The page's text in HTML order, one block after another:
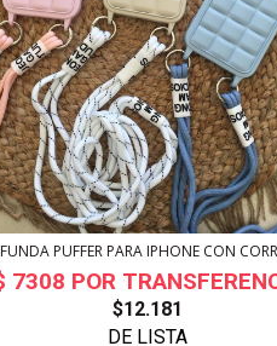
FUNDA PUFFER PARA IPHONE CON
$12.181